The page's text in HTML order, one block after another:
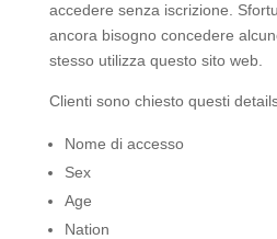
accedere senza iscrizione.
ancora bisogno concedere
stesso utilizza questo sito web.
Clienti sono chiesto questi
Nome di accesso
Sex
Age
Nation